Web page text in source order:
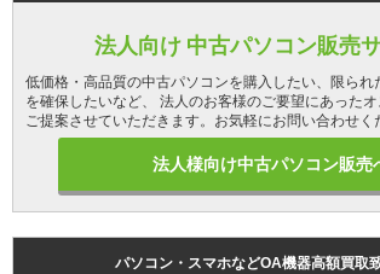
法人向け 中古パソコン販売
低価格・高品質の中古パソコンを購入したい、限られ
を確保したいなど、 法人のお客様のご要望にあった
ご提案させていただきます。お気軽にお問い合わせく
法人様向け中古パソコン販売
パソコン・スマホなどOA機器高額買取